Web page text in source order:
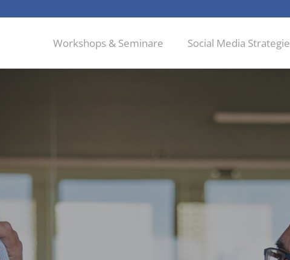
Workshops & Seminare Social Media Strategie